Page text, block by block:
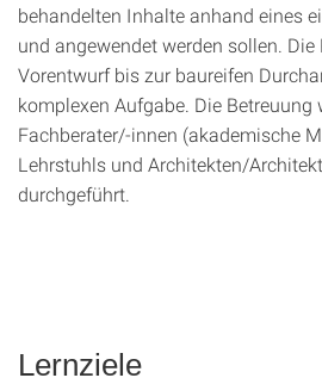
behandelten Inhalte anhand eines
und angewendet werden sollen.
Vorentwurf bis zur baureifen
komplexen Aufgabe. Die Betreuung
Fachberater/-innen (akademische
Lehrstuhls und Architekten/
durchgeführt.
Lernziele